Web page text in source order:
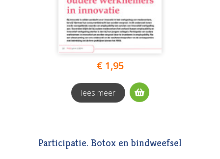
€ 1,95
lees meer
Participatie. Botox en bindweefsel